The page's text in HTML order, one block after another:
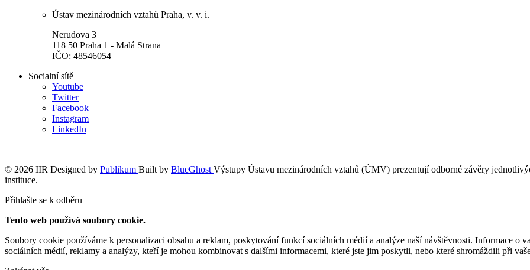
Ústav mezinárodních vztahů Praha, v. v. i.
Nerudova 3
118 50 Praha 1 - Malá Strana
IČO: 48546054
Socialní sítě
Youtube
Twitter
Facebook
Instagram
LinkedIn
© 2026 IIR Designed by Publikum Built by BlueGhost Výstupy Ústavu mezinárodních vztahů (ÚMV) prezentují odborné závěry
instituce.
Přihlašte se k odběru
Tento web používá soubory cookie.
Soubory cookie používáme k personalizaci obsahu a reklam, poskytování funkcí sociálních médií a analýze naší návštěvnosti. Informace o
sociálních médií, reklamy a analýzy, kteří je mohou kombinovat s dalšími informacemi, které jste jim poskytli, nebo které shromáždili při